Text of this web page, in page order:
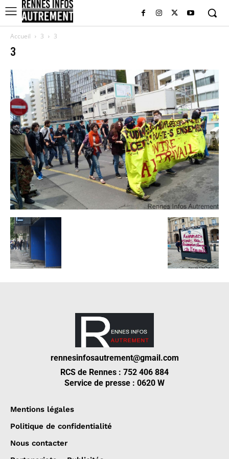
Accueil 3 3
3
rennesinfosautrement@gmail.com
RCS de Rennes : 752 406 884
Service de presse : 0620 W
Mentions légales
Politique de confidentialité
Nous contacter